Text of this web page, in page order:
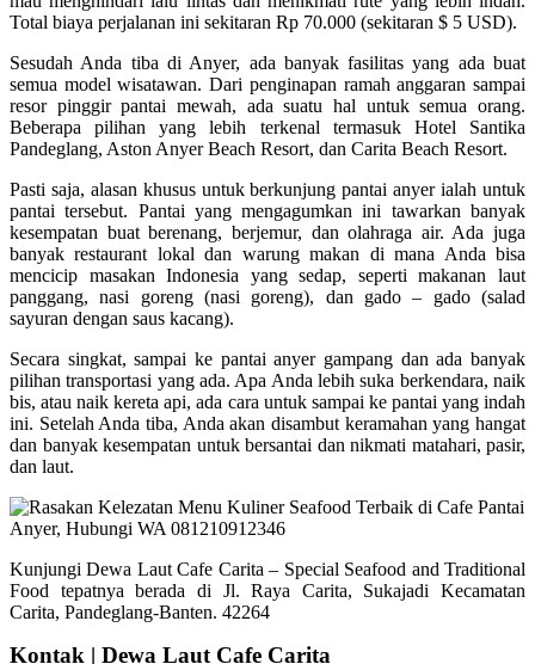
Total biaya perjalanan ini sekitaran Rp 70.000 (sekitaran $ 5 USD).
Sesudah Anda tiba di Anyer, ada banyak fasilitas yang ada buat
semua model wisatawan. Dari penginapan ramah anggaran sampai
resor pinggir pantai mewah, ada suatu hal untuk semua orang.
Beberapa pilihan yang lebih terkenal termasuk Hotel Santika
Pandeglang, Aston Anyer Beach Resort, dan Carita Beach Resort.
Pasti saja, alasan khusus untuk berkunjung pantai anyer ialah untuk
pantai tersebut. Pantai yang mengagumkan ini tawarkan banyak
kesempatan buat berenang, berjemur, dan olahraga air. Ada juga
banyak restaurant lokal dan warung makan di mana Anda bisa
mencicip masakan Indonesia yang sedap, seperti makanan laut
panggang, nasi goreng (nasi goreng), dan gado – gado (salad
sayuran dengan saus kacang).
Secara singkat, sampai ke pantai anyer gampang dan ada banyak
pilihan transportasi yang ada. Apa Anda lebih suka berkendara, naik
bis, atau naik kereta api, ada cara untuk sampai ke pantai yang indah
ini. Setelah Anda tiba, Anda akan disambut keramahan yang hangat
dan banyak kesempatan untuk bersantai dan nikmati matahari, pasir,
dan laut.
Kunjungi Dewa Laut Cafe Carita – Special Seafood and Traditional
Food tepatnya berada di Jl. Raya Carita, Sukajadi Kecamatan
Carita, Pandeglang-Banten. 42264
Kontak | Dewa Laut Cafe Carita